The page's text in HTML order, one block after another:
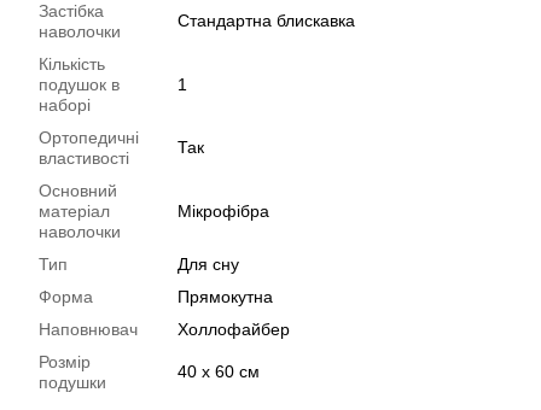
Застібка
наволочки
Стандартна блискавка
Кількість
подушок в
наборі
1
Ортопедичні
властивості
Так
Основний
матеріал
наволочки
Мікрофібра
Тип
Для сну
Форма
Прямокутна
Наповнювач
Холлофайбер
Розмір
подушки
40 х 60 см